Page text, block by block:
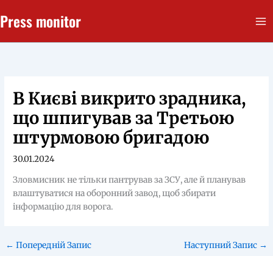
до
Press monitor
В Києві викрито зрадника,
що шпигував за Третьою
штурмовою бригадою
30.01.2024
Зловмисник не тільки пантрував за ЗСУ, але й планував
влаштуватися на оборонний завод, щоб збирати
інформацію для ворога.
← Попередній Запис Наступний Запис →